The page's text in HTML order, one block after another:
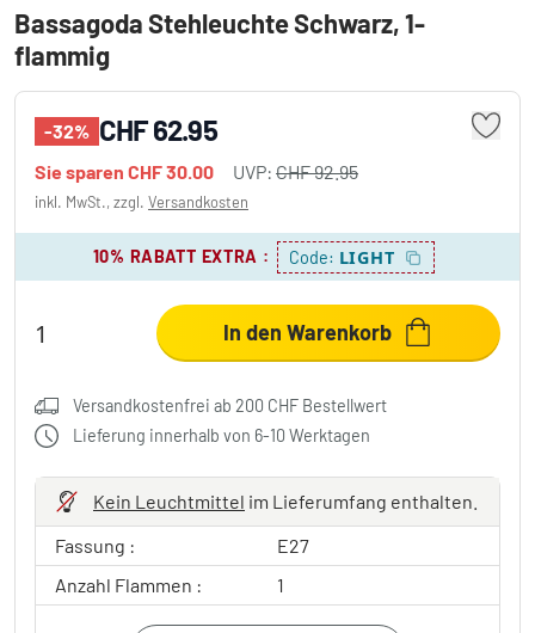
Bassagoda Stehleuchte Schwarz, 1-
flammig
-32% CHF 62.95
Sie sparen CHF 30.00 UVP: CHF 92.95
inkl. MwSt., zzgl. Versandkosten
10% RABATT EXTRA : Code: LIGHT
In den Warenkorb
Versandkostenfrei ab 200 CHF Bestellwert
Lieferung innerhalb von 6-10 Werktagen
Kein Leuchtmittel im Lieferumfang enthalten.
Fassung :
E27
Anzahl Flammen :
1